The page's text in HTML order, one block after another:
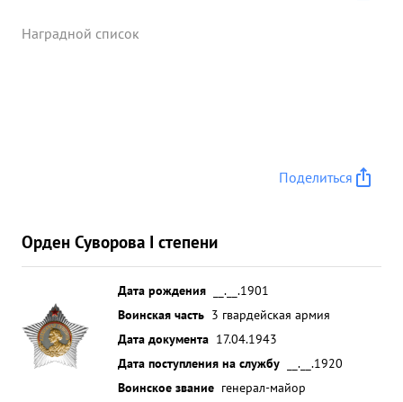
Наградной список
Поделиться
Орден Суворова I степени
Дата рождения
__.__.1901
Воинская часть 3 гвардейская армия
Дата документа 17.04.1943
Дата поступления на службу
__.__.1920
Воинское звание генерал-майор